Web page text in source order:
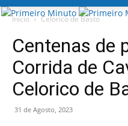
Início Celorico de Basto
Centenas de
Corrida de
Celorico de
31 de Agosto, 2023